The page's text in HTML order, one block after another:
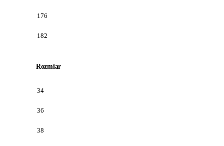
176
182
Rozmiar
34
36
38